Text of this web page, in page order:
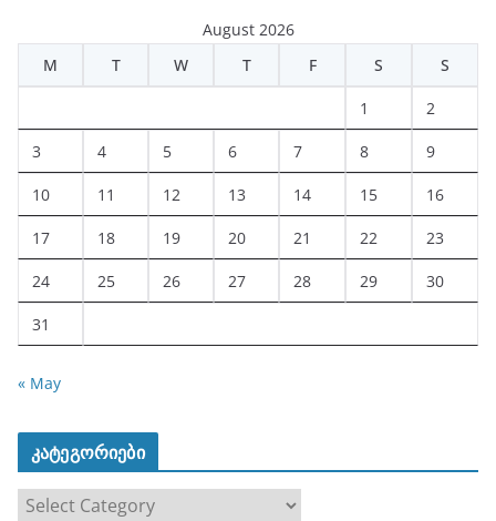
August 2026
M
T W T F S S
1 2
3 4 5 6 7 8 9
10 11 12 13 14 15 16
17 18 19 20 21 22 23
24 25 26 27 28 29 30
31
« May
კატეგორიები